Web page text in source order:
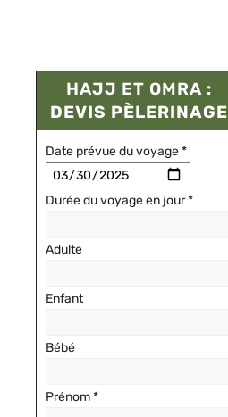
HAJJ ET OMRA :
DEVIS PÈLERINAGE
Date prévue du voyage*
Durée du voyage en jour*
Adulte
Enfant
Bébé
Prénom*